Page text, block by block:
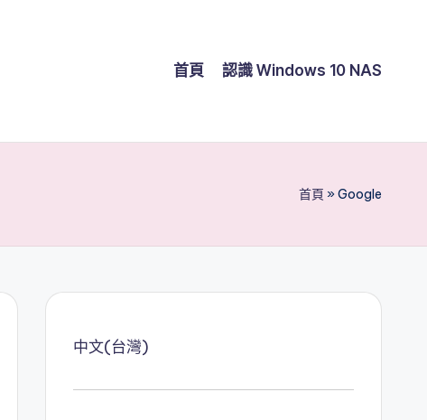
首頁 認識 Windows 10 NAS
首頁 »Google
中文(台灣)